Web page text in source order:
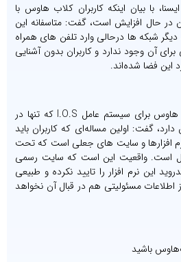
با بیان اینکه کاربران کلاب هاوس با
حال افزایش است، گفت: متاسفانه این
شبکه ها درحالی وارد تلفن های همراه
آن وجود ندارد و کاربران بدون آشنایی
این فضا شده‌اند.
وی با اشاره به طراحی کلاب هاوس برای سیستم عامل I.O.S که تنها در
گفت: اولین مساله‌ای که کاربران باید
افزارها و سایت های جعلی است که تحت
است. واقعیت این است که سایت رسمی
این نرم افزار را تایید نکرده و طبیعی
مسئولیتی هم در قبال آن نخواهد
باشید